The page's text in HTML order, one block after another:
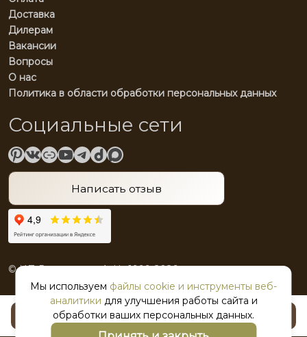
Доставка
Дилерам
Вакансии
Вопросы
О нас
Политика в области обработки персональных данных
Социальные сети
Pinterest ВКонтакте Ссылка YouTube TelegramReddit Spotify
Написать отзыв
© ИП Водолазкин А. Н., 1999-2026
Мы используем файлы cookie и инструменты веб-
аналитики для улучшения работы сайта и
обработки ваших персональных данных.
В корзину